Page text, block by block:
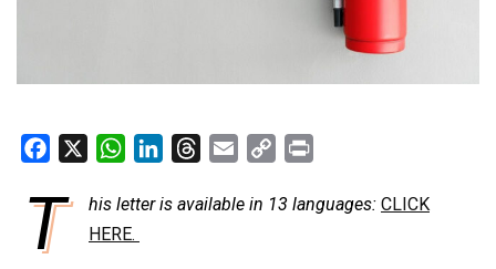
c
e
W
a
t
n
r
a
p
i
T his letter is available in 13 languages: CLICK
HERE.